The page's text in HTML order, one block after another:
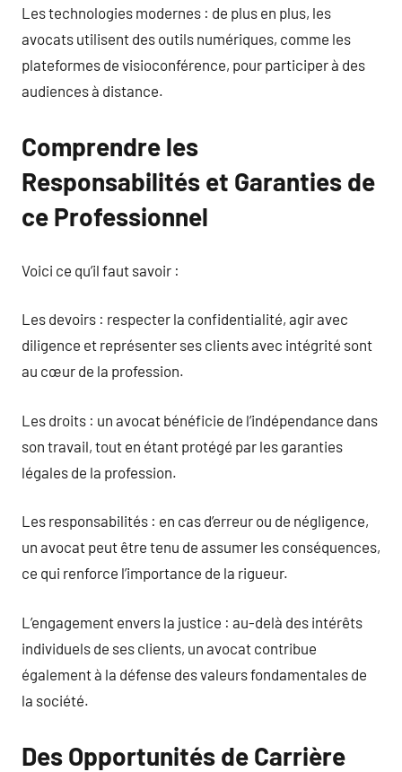
Les technologies modernes : de plus en plus, les
avocats utilisent des outils numériques, comme les
plateformes de visioconférence, pour participer à des
audiences à distance.
Comprendre les
Responsabilités et Garanties de
ce Professionnel
Voici ce qu’il faut savoir :
Les devoirs : respecter la confidentialité, agir avec
diligence et représenter ses clients avec intégrité sont
au cœur de la profession.
Les droits : un avocat bénéficie de l’indépendance dans
son travail, tout en étant protégé par les garanties
légales de la profession.
Les responsabilités : en cas d’erreur ou de négligence,
un avocat peut être tenu de assumer les conséquences,
ce qui renforce l’importance de la rigueur.
L’engagement envers la justice : au-delà des intérêts
individuels de ses clients, un avocat contribue
également à la défense des valeurs fondamentales de
la société.
Des Opportunités de Carrière